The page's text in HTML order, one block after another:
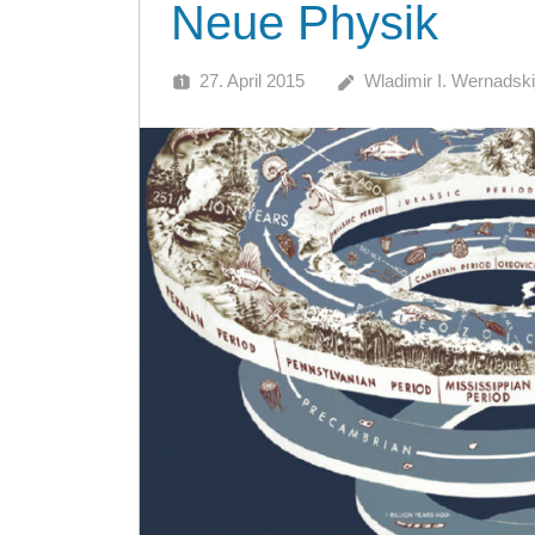
Neue Physik
27. April 2015 Wladimir I.